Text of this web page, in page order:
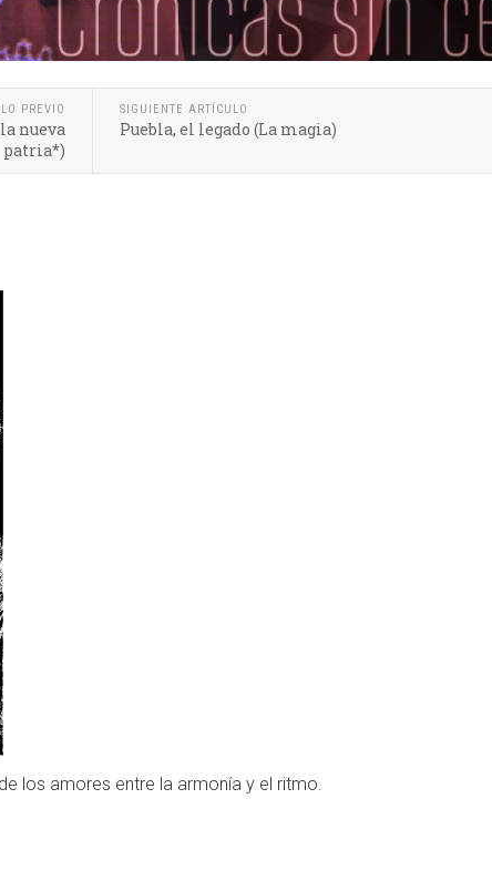
PREVIO
nueva
patria*)
SIGUIENTE ARTÍCULO
Puebla, el legado (La magia)
los amores entre la armonía y el ritmo.